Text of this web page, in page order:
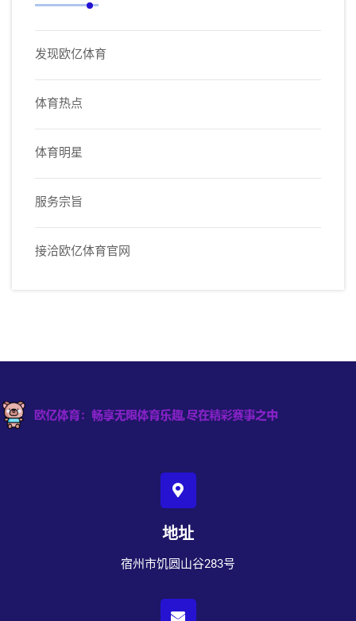
发现欧亿体育
体育热点
体育明星
服务宗旨
接洽欧亿体育官网
地址
宿州市饥圆山谷283号